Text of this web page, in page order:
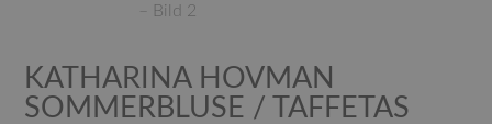
KATHARINA HOVMAN
SOMMERBLUSE / TAFFETAS